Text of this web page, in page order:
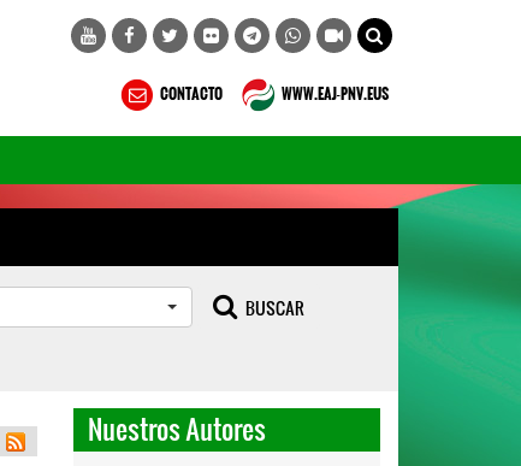
CONTACTO WWW.EAJ-PNV.EUS
BUSCAR
Nuestros Autores